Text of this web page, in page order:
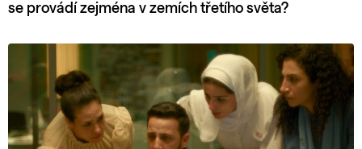
se provádí zejména v zemích třetího světa?